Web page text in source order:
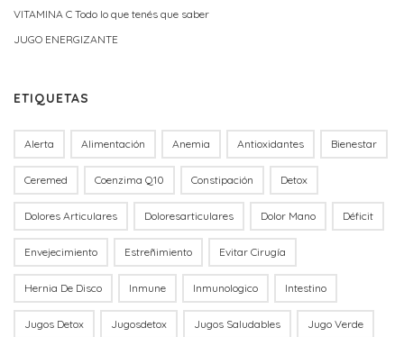
VITAMINA C Todo lo que tenés que saber
JUGO ENERGIZANTE
ETIQUETAS
Alerta Alimentación Anemia Antioxidantes Bienestar
Ceremed Coenzima Q10 Constipación Detox
Dolores Articulares Doloresarticulares Dolor Mano Déficit
Envejecimiento Estreñimiento Evitar Cirugía
Hernia De Disco Inmune Inmunologico Intestino
Jugos Detox Jugosdetox Jugos Saludables Jugo Verde